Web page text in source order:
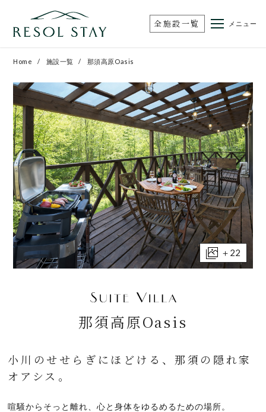
メニュー
全施設一覧
Home 施設一覧 那須高原Oasis
＋22
那須高原Oasis
小川のせせらぎにほどける、那須の隠れ家
オアシス。
喧騒からそっと離れ、心と身体をゆるめるための場所。